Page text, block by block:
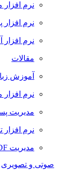
نرم افزار
نرم افزار
نرم
مقالات
آموزش
نرم
مدیریت
نرم افزار
مدیریت PDF
صوتی و تصویری